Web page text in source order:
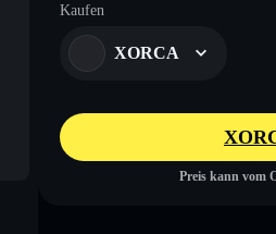
Kaufen
XORCA
Preis kann vom